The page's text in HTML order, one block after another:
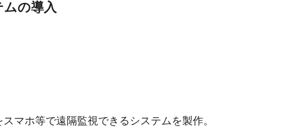
ムの導入
マホ等で遠隔監視できるシステムを製作。